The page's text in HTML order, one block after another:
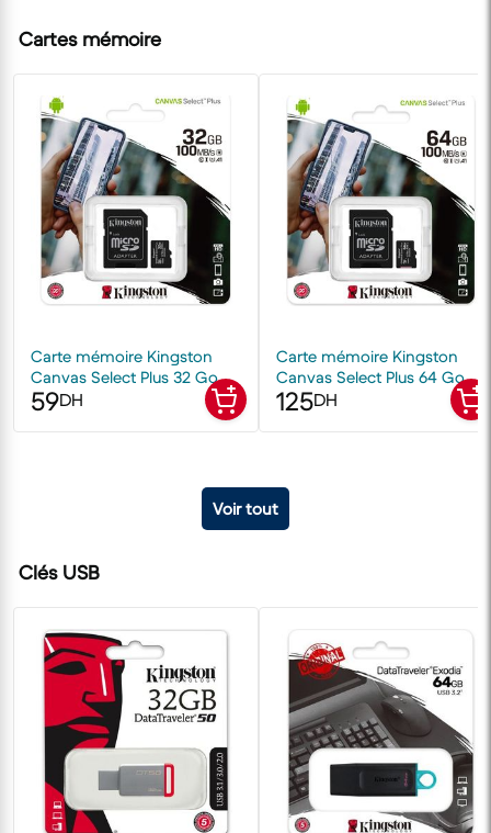
Cartes mémoire
Carte mémoire Kingston
Canvas Select Plus 32 Go
MicroSDHC UHS-I Classe 10
59DH
Carte mémoire Kingston
Canvas Select Plus 64 Go
MicroSDXC UHS-I Classe 10
125DH
Voir tout
Clés USB